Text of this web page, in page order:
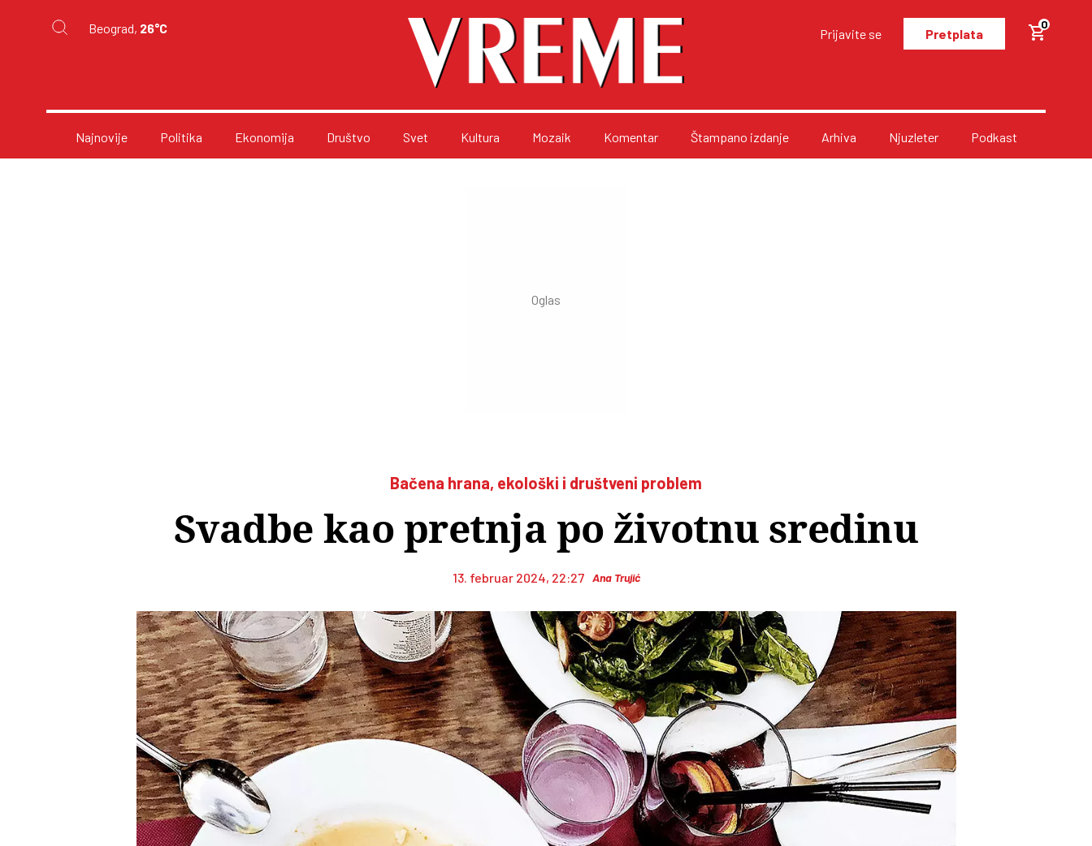
Beograd, 26°C Prijavite se Pretplata
0
Najnovije Politika Ekonomija Društvo Svet Kultura Mozaik Komentar Štampano izdanje Arhiva Njuzleter Podkast
Bačena hrana, ekološki i društveni problem
Svadbe kao pretnja po životnu sredinu
13. februar 2024, 22:27 Ana Trujić